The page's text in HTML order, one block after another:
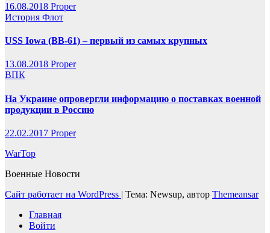
16.08.2018 Proper
История Флот
USS Iowa (BB-61) – первый из самых крупных
13.08.2018 Proper
ВПК
На Украине опровергли информацию о поставках военной
продукции в Россию
22.02.2017 Proper
WarTop
Военные Новости
Сайт работает на WordPress | Тема: Newsup, автор Themeansar
Главная
Войти